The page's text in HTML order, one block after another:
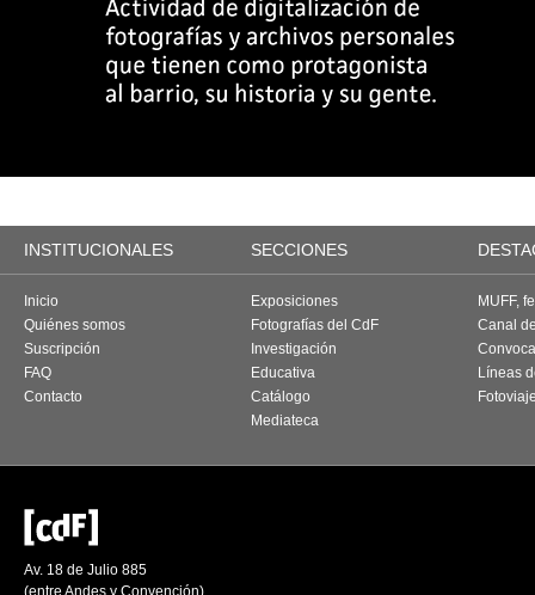
INSTITUCIONALES SECCIONES
Inicio
Quiénes somos
Suscripción
FAQ
Contacto
Exposiciones
Fotografías del CdF
Investigación
Educativa
Catálogo
Mediateca
MUFF,
Canal
Líneas
Av. 18 de Julio 885
(entre Andes y Convención)